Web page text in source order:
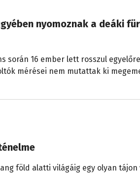
nyomoznak a deáki
során 16 ember lett rosszul egyelőre
mérései nem mutattak ki
föld alatti világáig egy olyan tájon